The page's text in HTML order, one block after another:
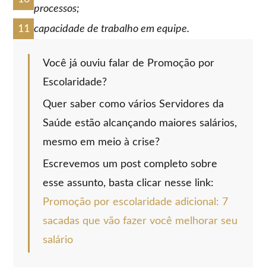
processos;
capacidade de trabalho em equipe.
Você já ouviu falar de Promoção por
Escolaridade?
Quer saber como vários Servidores da
Saúde estão alcançando maiores salários,
mesmo em meio à crise?
Escrevemos um post completo sobre
esse assunto, basta clicar nesse link:
Promoção por escolaridade adicional: 7
sacadas que vão fazer você melhorar seu
salário